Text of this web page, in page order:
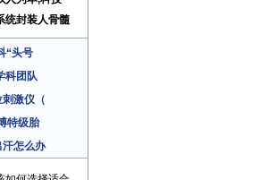
统封装人骨髓
“头号
科团队
激仪（
特级胎
汗怎么办